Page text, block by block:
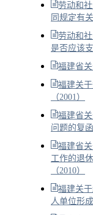
劳动和
同规定有
劳动和
是否应该
福建省
福建关
（2001）
福建省
问题的复函
福建省
工作的退
（2010）
福建关
人单位形